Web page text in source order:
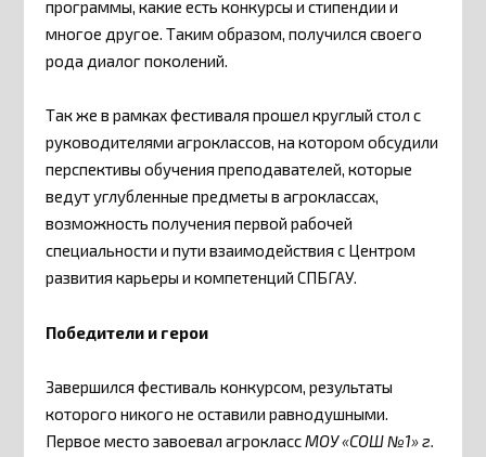
программы, какие есть конкурсы и стипендии и
многое другое. Таким образом, получился своего
рода диалог поколений.
Так же в рамках фестиваля прошел круглый стол с
руководителями агроклассов, на котором обсудили
перспективы обучения преподавателей, которые
ведут углубленные предметы в агроклассах,
возможность получения первой рабочей
специальности и пути взаимодействия с Центром
развития карьеры и компетенций СПБГАУ.
Победители и герои
Завершился фестиваль конкурсом, результаты
которого никого не оставили равнодушными.
Первое место завоевал агроклассМОУ «СОШ №1» г.